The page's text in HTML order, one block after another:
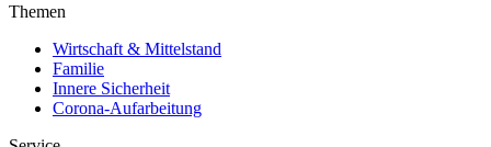
Themen
Wirtschaft & Mittelstand
Familie
Innere Sicherheit
Corona-Aufarbeitung